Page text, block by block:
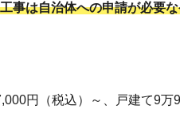
工事は自治体への申請が必要
円（税込）～、戸建て9万